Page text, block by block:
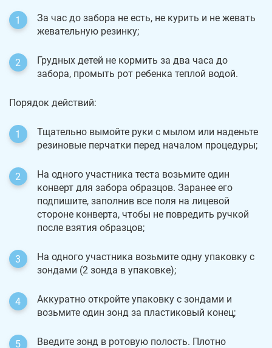
За час до забора не есть, не курить и не жевать
жевательную резинку;
Грудных детей не кормить за два часа до
забора, промыть рот ребенка теплой водой.
Порядок действий:
Тщательно вымойте руки с мылом или наденьте
резиновые перчатки перед началом процедуры;
На одного участника теста возьмите один
конверт для забора образцов. Заранее его
подпишите, заполнив все поля на лицевой
стороне конверта, чтобы не повредить ручкой
после взятия образцов;
На одного участника возьмите одну упаковку с
зондами (2 зонда в упаковке);
Аккуратно откройте упаковку с зондами и
возьмите один зонд за пластиковый конец;
Введите зонд в ротовую полость. Плотно